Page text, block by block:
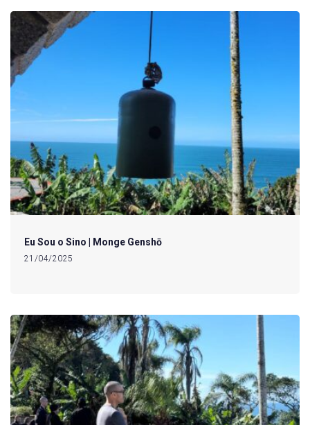
Eu Sou o Sino | Monge Genshō
21/04/2025